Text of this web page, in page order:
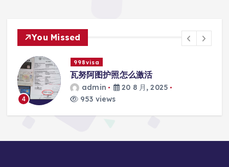
You Missed
4
998visa
瓦努阿图护照怎么激活
admin
20 8 月, 2025
953 views